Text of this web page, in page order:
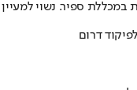
במכללת ספיר. נשוי למעיין
פיקוד דרום